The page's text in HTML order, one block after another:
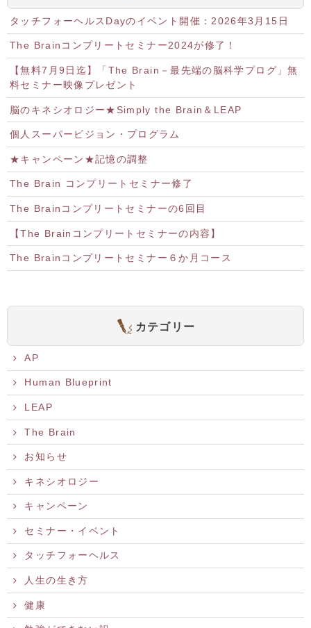
タッチフォーヘルスDayのイベント開催：2026年3月15日
The Brainコンプリートセミナー2024が修了！
【無料7月9日迄】「The Brain－最先端の脳科学プログ」無
料セミナー映像プレゼント
脳のキネシオロジー★Simply the Brain＆LEAP
個人スーパービジョン・プログラム
★キャンペーン★記憶の調整
The Brain コンプリートセミナー修了
The Brainコンプリートセミナーの6回目
【The Brainコンプリートセミナーの内容】
The Brainコンプリートセミナー６か月コース
カテゴリー
AP
Human Blueprint
LEAP
The Brain
お知らせ
キネシオロジー
キャンペーン
セミナー・イベント
タッチフォーヘルス
人生の生き方
健康